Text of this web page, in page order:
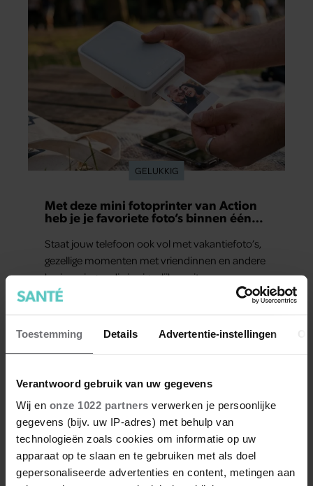
Toestemming Details Advertentie-instellingen
Verantwoord gebruik van uw gegevens
Wij en onze 1022 partners verwerken je persoonlijke
gegevens (bijv. uw IP-adres) met behulp van
technologieën zoals cookies om informatie op uw
apparaat op te slaan en te gebruiken met als doel
gepersonaliseerde advertenties en content, metingen aan
aan herinneringen op. Daar begon hun leven
samen en werd dochter Lola geboren.
GELUKKIG
Met deze mini fotoprinter van Action
heb je je favoriete foto’s binnen één
Staat jouw telefoon ook vol met vakantiefoto’s,
gezellige momenten met vriendinnen en andere
herinneringen die je eigenlijk nooit meer
terugkijkt? Met deze mini fotoprinter van Action
En het leuke: binnen één minuut heb je jouw
foto al in handen.